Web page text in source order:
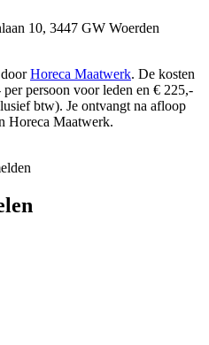
10, 3447 GW Woerden
Horeca Maatwerk. De kosten
persoon voor leden en € 225,-
btw). Je ontvangt na afloop
Horeca Maatwerk.